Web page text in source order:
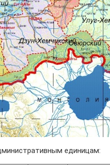
единицам: